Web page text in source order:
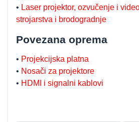
• Laser projektor, ozvučenje i
strojarstva i brodogradnje
Povezana oprema
• Projekcijska platna
• Nosači za projektore
• HDMI i signalni kablovi